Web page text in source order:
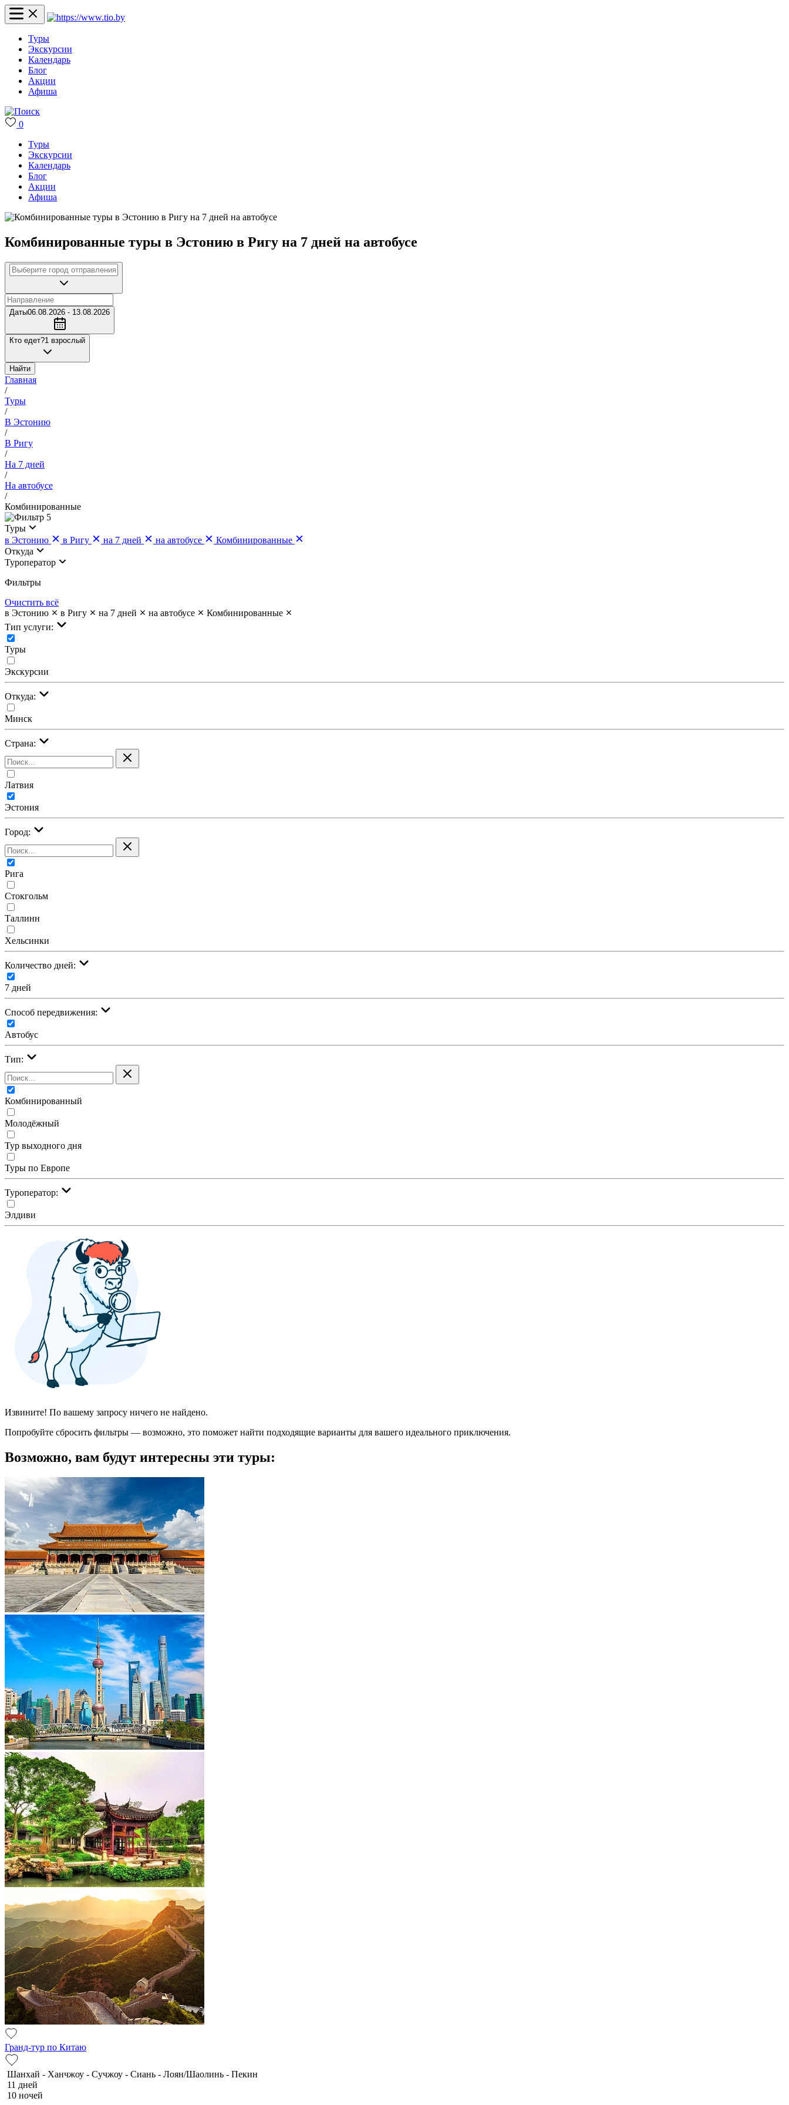
Туры
Экскурсии
Календарь
Блог
Акции
Афиша
0
Туры
Экскурсии
Календарь
Блог
Акции
Афиша
Комбинированные туры в Эстонию в Ригу на 7 дней на автобусе
Даты06.08.2026 - 13.08.2026
Кто едет?1 взрослый
Найти
Главная
/
Туры
/
В Эстонию
/
В Ригу
/
На 7 дней
/
На автобусе
/
Комбинированные
5
Туры
в Эстонию
в Ригу на 7 дней на автобусе
Комбинированные
Откуда
Туроператор
Фильтры
Очистить всё
в Эстонию
в Ригу на 7 дней на автобусе
Комбинированные
Тип услуги:
Туры
Экскурсии
Откуда:
Минск
Страна:
Латвия
Эстония
Город:
Рига
Стокгольм
Таллинн
Хельсинки
Количество дней:
7 дней
Cпособ передвижения:
Автобус
Тип:
Комбинированный
Молодёжный
Тур выходного дня
Туры по Европе
Туроператор:
Элдиви
Извините! По вашему запросу ничего не найдено.
Попробуйте сбросить фильтры — возможно, это поможет найти подходящие варианты для вашего идеального приключения.
Возможно, вам будут интересны эти туры:
Гранд-тур по Китаю
Шанхай - Ханчжоу - Сучжоу - Сиань - Лоян/Шаолинь - Пекин
11 дней
10 ночей